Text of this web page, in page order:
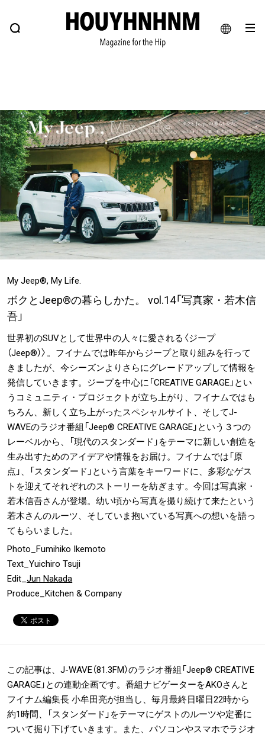
BLOG SNAP
#注目のタグ
#SHOPPING ADDICT #憧れの逸品
#MONTHLY JOURNAL #ESSENTIAL DESIGNS
#NEW VINTAGE #古着サミット
#マイナーグッド図鑑 #フイナムのYouTube
#Commune H #FOCUS IT #AH.H
#ととけん #FASHION #MUSIC #MOVIE
#LIFESTYLE #SNEAKER
My Jeep®, My Life.
ボクとJeep®の暮らしかた。 vol.14「写真家・若木信
吾」
世界初のSUVとして世界中の人々に愛される〈ジープ
（Jeep®）〉。フイナムでは昨年からジープと取り組みを行って
きましたが、今シーズンよりさらにグレードアップして情報を
発信していきます。ジープを中心に「CREATIVE GARAGE」とい
うコミュニティ・プロジェクトが立ち上がり、フイナムではも
ちろん、新しく立ち上がったスペシャルサイト、そしてJ-
WAVEのラジオ番組「Jeep® CREATIVE GARAGE」という３つの
レーベルから、「現代のスタンダード」をテーマに新しい創造を
生み出すためのアイデアや情報をお届け。フイナムでは「原
点」、「スタンダード」という言葉をキーワードに、多彩なゲス
トを迎えてそれぞれのストーリーを紡ぎます。今回は写真家・
若木信吾さんが登場。幼い頃から写真を撮り続けて来たという
若木さんのルーツ、そしていま抱いている写真への想いを語っ
てもらいました。
Photo_Fumihiko Ikemoto
Text_Yuichiro Tsuji
Edit_Jun Nakada
Produce_Kitchen & Company
この記事は、J-WAVE（81.3FM）のラジオ番組「Jeep® CREATIVE
GARAGE」との連動企画です。番組ナビゲーターをAKOさんと
フイナム編集長 小牟田亮が担当し、毎月最終日曜日22時から
約1時間、「スタンダード」をテーマにゲストのルーツや定番に
ついて掘り下げていきます。また、パソコンやスマホでラジオ